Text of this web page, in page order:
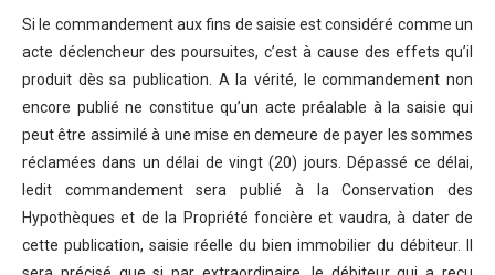
Si le commandement aux fins de saisie est considéré comme un
acte déclencheur des poursuites, c’est à cause des effets qu’il
produit dès sa publication. A la vérité, le commandement non
encore publié ne constitue qu’un acte préalable à la saisie qui
peut être assimilé à une mise en demeure de payer les sommes
réclamées dans un délai de vingt (20) jours. Dépassé ce délai,
ledit commandement sera publié à la Conservation des
Hypothèques et de la Propriété foncière et vaudra, à dater de
cette publication, saisie réelle du bien immobilier du débiteur. Il